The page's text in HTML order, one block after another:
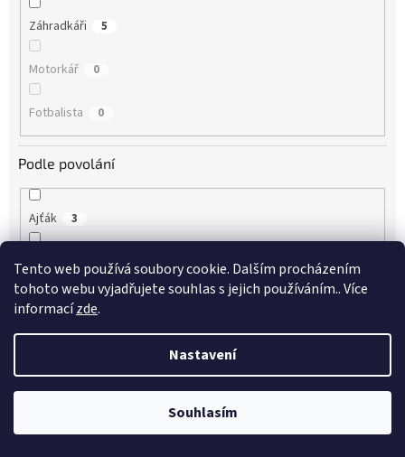
Tento web používá soubory cookie. Dalším procházením
tohoto webu vyjadřujete souhlas s jejich používáním.. Více
informacízde.
Nastavení
Souhlasím
Záhradkáři 5
Motorkář 0
Fotbalista 0
Podle povolání
Ajťák 3
Architekt
Automechanik
Cukrářka 0
Dřevorubec 2